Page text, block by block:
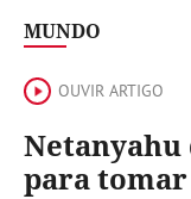
MUNDO
OUVIR ARTIGO
para tomar